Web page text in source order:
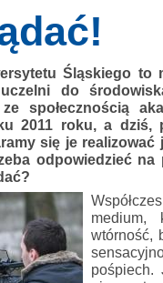
Śląskiego to
do
społecznością
2011 roku, a dziś,
się je realizować
odpowiedzieć na
medium,
wtórność,